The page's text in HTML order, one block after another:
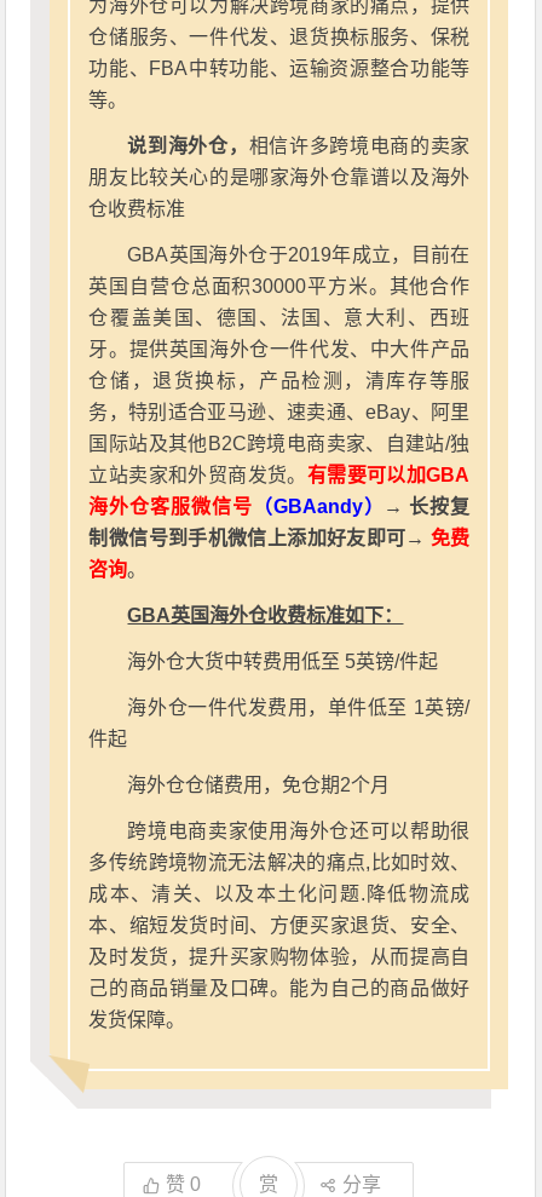
为海外仓可以为解决跨境商家的痛点，提供
仓储服务、一件代发、退货换标服务、保税
功能、FBA中转功能、运输资源整合功能等
等。
说到海外仓， 相信许多跨境电商的卖家
朋友比较关心的是哪家海外仓靠谱以及海外
仓收费标准
GBA英国海外仓于2019年成立，目前在
英国自营仓总面积30000平方米。其他合作
仓覆盖美国、德国、法国、意大利、西班
牙。提供英国海外仓一件代发、中大件产品
仓储，退货换标，产品检测，清库存等服
务，特别适合亚马逊、速卖通、eBay、阿里
国际站及其他B2C跨境电商卖家、自建站/独
立站卖家和外贸商发货。 有需要可以加GBA
海外仓客服微信号 （GBAandy）
→ 长按复
制微信号到手机微信上添加好友即可→ 免费
咨询。
GBA英国海外仓收费标准如下：
海外仓大货中转费用低至 5英镑/件起
海外仓一件代发费用，单件低至 1英镑/
件起
海外仓仓储费用，免仓期2个月
跨境电商卖家使用海外仓还可以帮助很
多传统跨境物流无法解决的痛点,比如时效、
成本、清关、以及本土化问题.降低物流成
本、缩短发货时间、方便买家退货、安全、
及时发货，提升买家购物体验，从而提高自
己的商品销量及口碑。能为自己的商品做好
发货保障。
赞0 赏 分享